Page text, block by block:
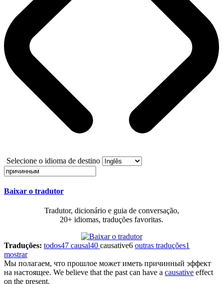
Selecione o idioma de destino
Baixar o tradutor
Tradutor, dicionário e guia de conversação,
20+ idiomas, traduções favoritas.
Traduções: todos47 causal40 causative6 outras traduções1
mostrar
Мы полагаем, что прошлое может иметь причинный эффект
на настоящее. We believe that the past can have a causative effect
on the present.